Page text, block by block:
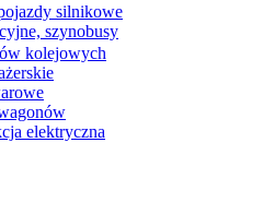
silnikowe
szynobusy
kolejowych
elektryczna